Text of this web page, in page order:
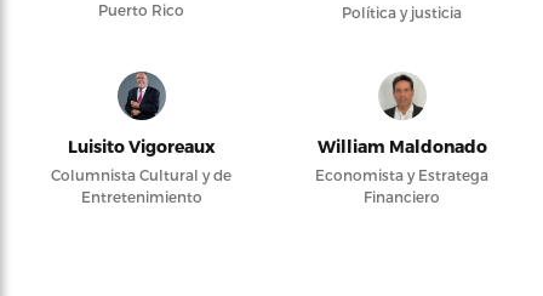
Puerto Rico
Política y justicia
Luisito Vigoreaux
Columnista Cultural y de
Entretenimiento
William Maldonado
Economista y Estratega
Financiero